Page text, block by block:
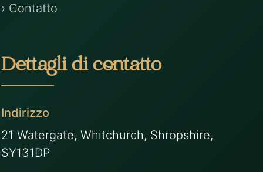
› Contatto
Dettagli di contatto
Indirizzo
21 Watergate, Whitchurch, Shropshire,
SY131DP